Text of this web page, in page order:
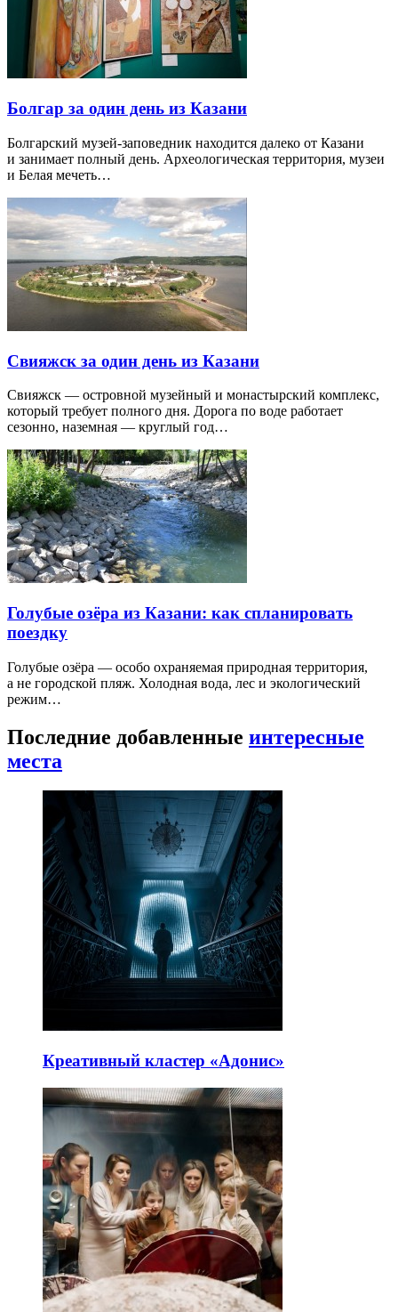
Болгар за один день из Казани
Болгарский музей-заповедник находится далеко от Казани
и занимает полный день. Археологическая территория, музеи
и Белая мечеть…
Свияжск за один день из Казани
Свияжск — островной музейный и монастырский комплекс,
который требует полного дня. Дорога по воде работает
сезонно, наземная — круглый год…
Голубые озёра из Казани: как спланировать
поездку
Голубые озёра — особо охраняемая природная территория,
а не городской пляж. Холодная вода, лес и экологический
режим…
Последние добавленные интересные
места
Креативный кластер «Адонис»